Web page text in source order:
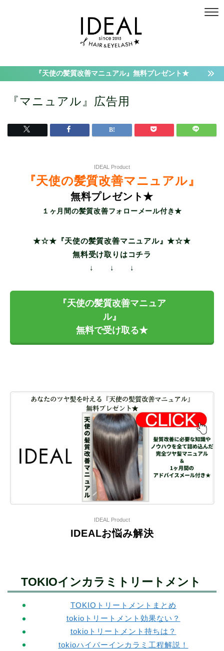
『天使の髪質改善マニュアル』無料プレゼント★
『マニュアル』広告用
IDEAL Product
『天使の髪質改善マニュアル』
無料プレゼント★
１ヶ月間の髪質改善フォローメール付き★
★☆★『天使の髪質改善マニュアル』★☆★
無料受け取りはコチラ
↓ ↓ ↓
『天使の髪質改善マニュア
ル』
無料で受け取る★
IDEAL Product
IDEALお悩み解決
TOKIOインカラミトリートメント
TOKIOトリートメントまとめ
tokioトリートメント効果ない？
tokioトリートメント持ちは？
tokioハイパーインカラミ工程解説！